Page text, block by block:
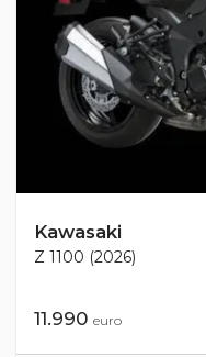
Kawasaki
Z 1100 (2026)
11.990 euro